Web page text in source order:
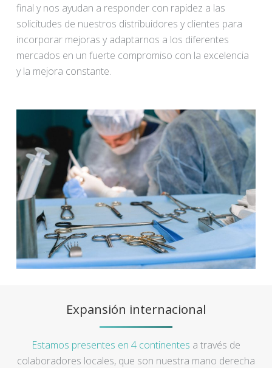
final y nos ayudan a responder con rapidez a las
solicitudes de nuestros distribuidores y clientes para
incorporar mejoras y adaptarnos a los diferentes
mercados en un fuerte compromiso con la excelencia
y la mejora constante.
Expansión internacional
Estamos presentes en 4 continentes a través de
colaboradores locales, que son nuestra mano derecha